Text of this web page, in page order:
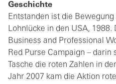
Geschichte
Entstanden ist die
Lohnlücke in den USA, 1988.
Business and Professional
Red Purse Campaign –
Tasche die roten Zahlen in
Jahr 2007 kam die Aktion